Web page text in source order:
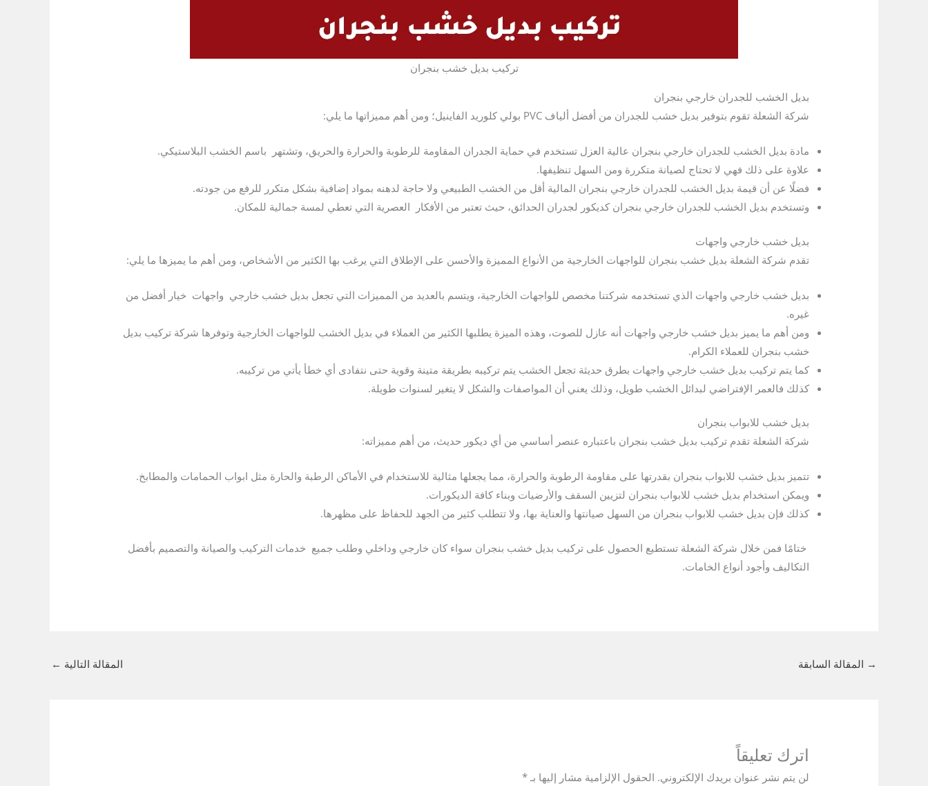
تركيب بديل خشب بنجران
بديل الخشب للجدران خارجي بنجران
شركة الشعلة تقوم بتوفير بديل خشب للجدران من أفضل ألياف PVC بولي كلوريد الفاينيل؛ ومن أهم مميزاتها ما يلي:
مادة بديل الخشب للجدران خارجي بنجران عالية العزل تستخدم في حماية الجدران المقاومة للرطوبة والحرارة والحريق، وتشتهر باسم الخشب البلاستيكي.
علاوة على ذلك فهي لا تحتاج لصيانة متكررة ومن السهل تنظيفها.
فضلًا عن أن قيمة بديل الخشب للجدران خارجي بنجران المالية أقل من الخشب الطبيعي ولا حاجة لدهنه بمواد إضافية بشكل متكرر للرفع من جودته.
وتستخدم بديل الخشب للجدران خارجي بنجران كديكور لجدران الحدائق، حيث تعتبر من الأفكار العصرية التي تعطي لمسة جمالية للمكان.
بديل خشب خارجي واجهات
تقدم شركة الشعلة بديل خشب بنجران للواجهات الخارجية من الأنواع المميزة والأحسن على الإطلاق التي يرغب بها الكثير من الأشخاص، ومن أهم ما يميزها ما يلي:
بديل خشب خارجي واجهات الذي تستخدمه شركتنا مخصص للواجهات الخارجية، ويتسم بالعديد من المميزات التي تجعل بديل خشب خارجي واجهات خيار أفضل من
غيره.
ومن أهم ما يميز بديل خشب خارجي واجهات أنه عازل للصوت، وهذه الميزة يطلبها الكثير من العملاء في بديل الخشب للواجهات الخارجية وتوفرها شركة تركيب بديل
خشب بنجران للعملاء الكرام.
كما يتم تركيب بديل خشب خارجي واجهات بطرق حديثة تجعل الخشب يتم تركيبه بطريقة متينة وقوية حتى نتفادى أي خطأ يأتي من تركيبه.
كذلك فالعمر الإفتراضي لبدائل الخشب طويل، وذلك يعني أن المواصفات والشكل لا يتغير لسنوات طويلة.
بديل خشب للابواب بنجران
شركة الشعلة تقدم تركيب بديل خشب بنجران باعتباره عنصر أساسي من أي ديكور حديث، من أهم مميزاته:
تتميز بديل خشب للابواب بنجران بقدرتها على مقاومة الرطوبة والحرارة، مما يجعلها مثالية للاستخدام في الأماكن الرطبة والحارة مثل ابواب الحمامات والمطابخ.
ويمكن استخدام بديل خشب للابواب بنجران لتزيين السقف والأرضيات وبناء كافة الديكورات.
كذلك فإن بديل خشب للابواب بنجران من السهل صيانتها والعناية بها، ولا تتطلب كثير من الجهد للحفاظ على مظهرها.
ختامًا فمن خلال شركة الشعلة تستطيع الحصول على تركيب بديل خشب بنجران سواء كان خارجي وداخلي وطلب جميع خدمات التركيب والصيانة والتصميم بأفضل
التكاليف وأجود أنواع الخامات.
→ المقالة السابقة المقالة التالية ←
اترك تعليقاً
لن يتم نشر عنوان بريدك الإلكتروني. الحقول الإلزامية مشار إليها بـ*